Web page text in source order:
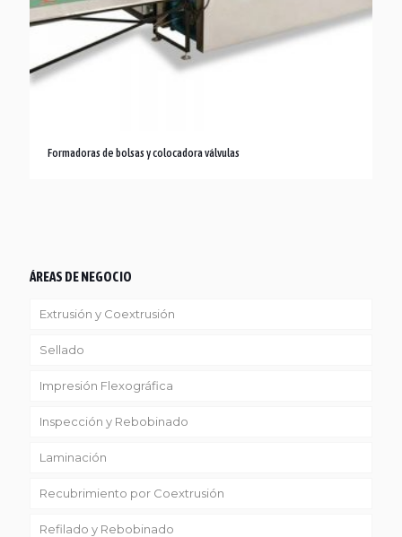
Formadoras de bolsas y colocadora válvulas
ÁREAS DE NEGOCIO
Extrusión y Coextrusión
Linea Reciclaje
Sellado
Impresión Flexográfica
Inspección y Rebobinado
Laminación
Recubrimiento por Coextrusión
Refilado y Rebobinado